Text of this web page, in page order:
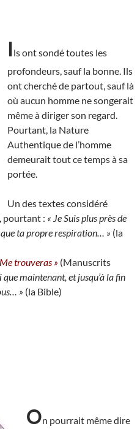
Ils ont sondé toutes les
profondeurs, sauf la bonne. Ils
ont cherché de partout, sauf là
où aucun homme ne songerait
même à diriger son regard.
Pourtant, la Nature
Authentique de l’homme
demeurait tout ce temps à sa
portée.
Un des textes considéré
pourtant : « Je Suis plus près de
que ta propre respiration… » (la
trouveras » (Manuscrits
que maintenant, et jusqu’à la fin
» (la Bible)
On pourrait même dire